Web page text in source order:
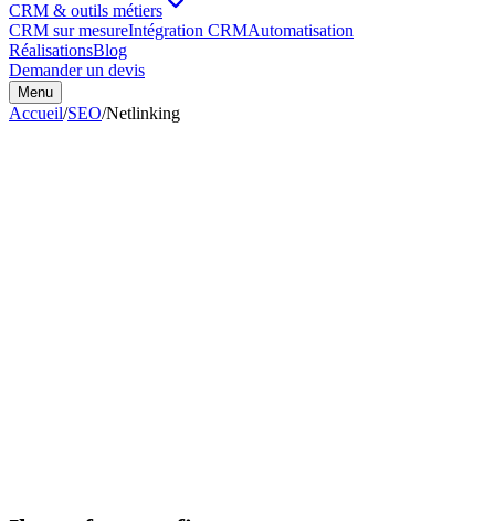
CRM & outils métiers
CRM sur mesureIntégration CRMAutomatisation
RéalisationsBlog
Demander un devis
Menu
Accueil/SEO/Netlinking